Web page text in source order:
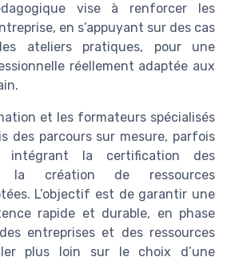
vise à renforcer les
en s’appuyant sur des cas
ateliers pratiques, pour une
réellement adaptée aux
et les formateurs spécialisés
des parcours sur mesure, parfois
intégrant la certification des
la création de ressources
L’objectif est de garantir une
rapide et durable, en phase
entreprises et des ressources
plus loin sur le choix d’une